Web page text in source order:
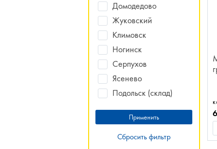
Домодедово
Жуковский
Климовск
Ногинск
Серпухов
Ясенево
Подольск (склад)
Сбросить фильтр